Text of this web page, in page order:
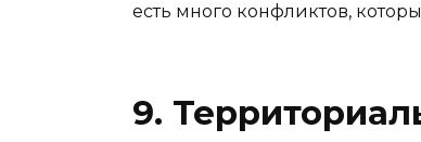
есть много конфликтов,
9.